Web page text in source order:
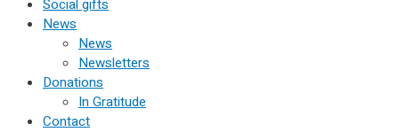
Social gifts
News
News
Newsletters
Donations
In Gratitude
Contact